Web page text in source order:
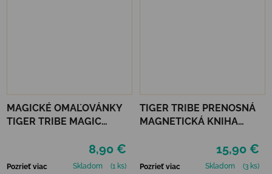
MAGICKÉ OMAĽOVÁNKY
TIGER TRIBE MAGIC
8,90 €
Pozrieť viac Skladom (1 ks)
TIGER TRIBE PRENOSNÁ
MAGNETICKÁ KNIHA
EMERGENCY RESCUE
15,90 €
Pozrieť viac Skladom (3 ks)